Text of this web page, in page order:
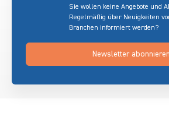
Sie wollen keine Angebote und
Regelmäßig über Neuigkeiten
Branchen informiert werden?
Newsletter abonnieren